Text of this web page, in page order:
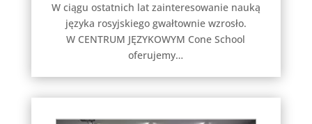
W ciągu ostatnich lat zainteresowanie nauką
języka rosyjskiego gwałtownie wzrosło.
W CENTRUM JĘZYKOWYM Cone School
oferujemy…